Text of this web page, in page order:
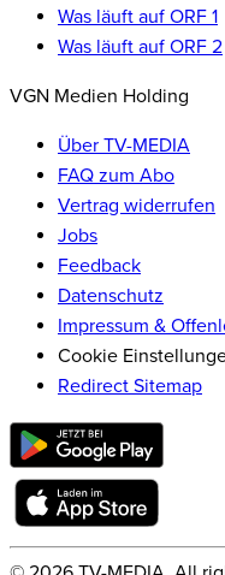
Was läuft auf ORF 1
Was läuft auf ORF 2
VGN Medien Holding
Über TV-MEDIA
FAQ zum Abo
Vertrag widerrufen
Jobs
Feedback
Datenschutz
Impressum &
Cookie
Redirect Sitemap